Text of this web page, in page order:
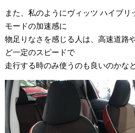
また、私のようにヴィッツ ハイブリ
モードの加速感に
物足りなさを感じる人は、高速道路
ど一定のスピードで
走行する時のみ使うのも良いのかな